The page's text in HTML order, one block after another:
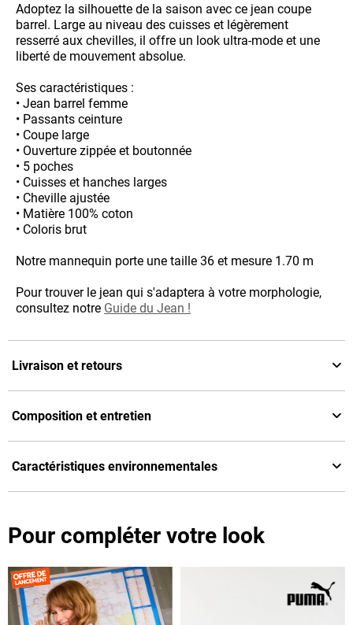
Adoptez la silhouette de la saison avec ce jean coupe
barrel. Large au niveau des cuisses et légèrement
resserré aux chevilles, il offre un look ultra-mode et une
liberté de mouvement absolue.
Ses caractéristiques :
• Jean barrel femme
• Passants ceinture
• Coupe large
• Ouverture zippée et boutonnée
• 5 poches
• Cuisses et hanches larges
• Cheville ajustée
• Matière 100% coton
• Coloris brut
Notre mannequin porte une taille 36 et mesure 1.70 m
Pour trouver le jean qui s'adaptera à votre morphologie,
consultez notre Guide du Jean !
Livraison et retours
Composition et entretien
Caractéristiques environnementales
Pour compléter votre look